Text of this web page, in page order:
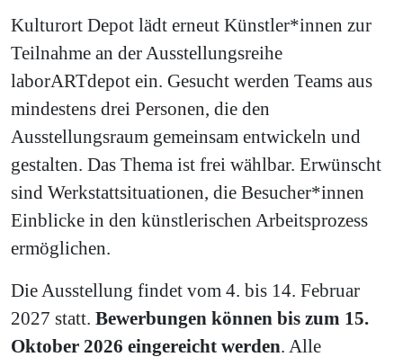
Kulturort Depot lädt erneut Künstler*innen zur
Teilnahme an der Ausstellungsreihe
laborARTdepot ein. Gesucht werden Teams aus
mindestens drei Personen, die den
Ausstellungsraum gemeinsam entwickeln und
gestalten. Das Thema ist frei wählbar. Erwünscht
sind Werkstattsituationen, die Besucher*innen
Einblicke in den künstlerischen Arbeitsprozess
ermöglichen.
Die Ausstellung findet vom 4. bis 14. Februar
2027 statt. Bewerbungen können bis zum 15.
Oktober 2026 eingereicht werden . Alle